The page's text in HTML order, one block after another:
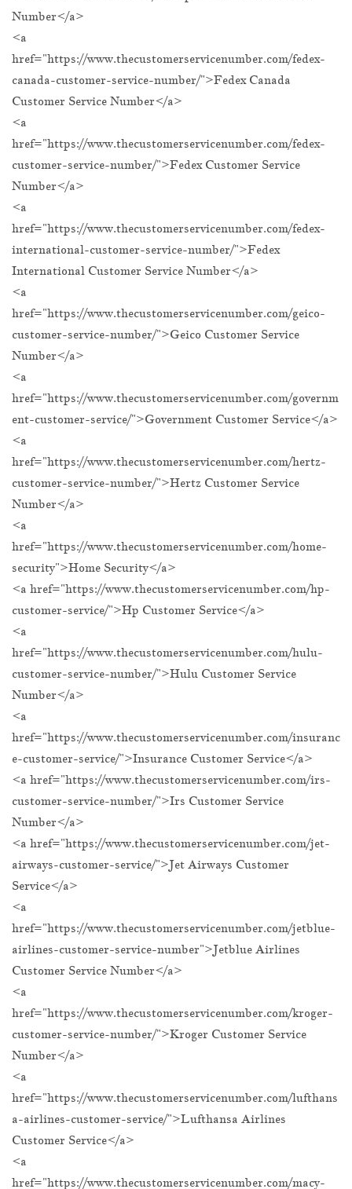
Number</a>
<a
href="https://www.thecustomerservicenumber.com/fedex-
canada-customer-service-number/">Fedex Canada
Customer Service Number</a>
<a
href="https://www.thecustomerservicenumber.com/fedex-
customer-service-number/">Fedex Customer Service
Number</a>
<a
href="https://www.thecustomerservicenumber.com/fedex-
international-customer-service-number/">Fedex
International Customer Service Number</a>
<a
href="https://www.thecustomerservicenumber.com/geico-
customer-service-number/">Geico Customer Service
Number</a>
<a
href="https://www.thecustomerservicenumber.com/governm
ent-customer-service/">Government Customer Service</a>
<a
href="https://www.thecustomerservicenumber.com/hertz-
customer-service-number/">Hertz Customer Service
Number</a>
<a
href="https://www.thecustomerservicenumber.com/home-
security">Home Security</a>
<a href="https://www.thecustomerservicenumber.com/hp-
customer-service/">Hp Customer Service</a>
<a
href="https://www.thecustomerservicenumber.com/hulu-
customer-service-number/">Hulu Customer Service
Number</a>
<a
href="https://www.thecustomerservicenumber.com/insuranc
e-customer-service/">Insurance Customer Service</a>
<a href="https://www.thecustomerservicenumber.com/irs-
customer-service-number/">Irs Customer Service
Number</a>
<a href="https://www.thecustomerservicenumber.com/jet-
airways-customer-service/">Jet Airways Customer
Service</a>
<a
href="https://www.thecustomerservicenumber.com/jetblue-
airlines-customer-service-number">Jetblue Airlines
Customer Service Number</a>
<a
href="https://www.thecustomerservicenumber.com/kroger-
customer-service-number/">Kroger Customer Service
Number</a>
<a
href="https://www.thecustomerservicenumber.com/lufthans
a-airlines-customer-service/">Lufthansa Airlines
Customer Service</a>
<a
href="https://www.thecustomerservicenumber.com/macy-